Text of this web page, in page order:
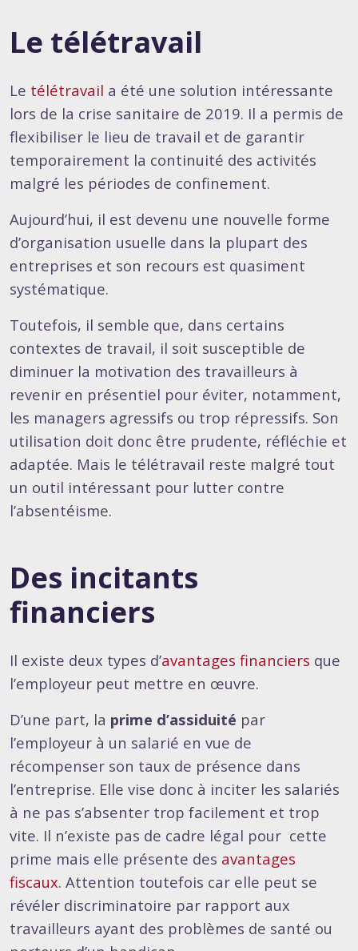
Le télétravail
Le télétravail a été une solution intéressante
lors de la crise sanitaire de 2019. Il a permis de
flexibiliser le lieu de travail et de garantir
temporairement la continuité des activités
malgré les périodes de confinement.
Aujourd’hui, il est devenu une nouvelle forme
d’organisation usuelle dans la plupart des
entreprises et son recours est quasiment
systématique.
Toutefois, il semble que, dans certains
contextes de travail, il soit susceptible de
diminuer la motivation des travailleurs à
revenir en présentiel pour éviter, notamment,
les managers agressifs ou trop répressifs. Son
utilisation doit donc être prudente, réfléchie et
adaptée. Mais le télétravail reste malgré tout
un outil intéressant pour lutter contre
l’absentéisme.
Des incitants
financiers
Il existe deux types d’avantages financiers que
l’employeur peut mettre en œuvre.
D’une part, la prime d’assiduité par
l’employeur à un salarié en vue de
récompenser son taux de présence dans
l’entreprise. Elle vise donc à inciter les salariés
à ne pas s’absenter trop facilement et trop
vite. Il n’existe pas de cadre légal pour cette
prime mais elle présente des avantages
fiscaux. Attention toutefois car elle peut se
révéler discriminatoire par rapport aux
travailleurs ayant des problèmes de santé ou